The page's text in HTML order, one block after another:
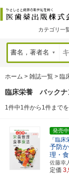
カテゴリ一
ホーム > 雑誌一覧 > 臨
臨床栄養 バックナ
1件中1件から1件まで
発売中
「臨床
予防
理・
佐藤
定価